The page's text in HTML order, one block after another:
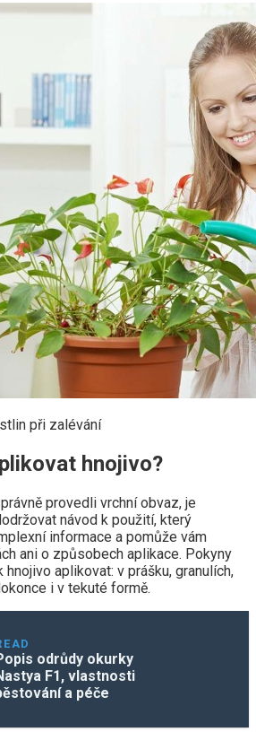
při zalévání
hnojivo?
provedli vrchní obvaz, je
návod k použití, který
informace a pomůže vám
ani o způsobech aplikace. Pokyny
hnojivo aplikovat: v prášku, granulích,
i v tekuté formě.
odrůdy okurky
F1, vlastnosti
a péče